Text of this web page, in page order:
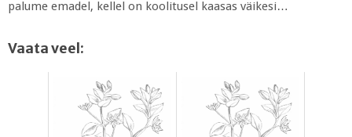
palume emadel, kellel on koolitusel kaasas väikesi…
Vaata veel: